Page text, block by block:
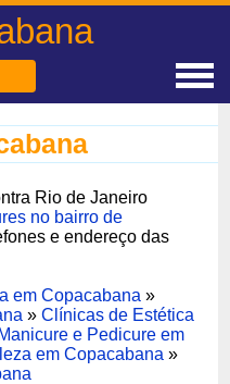
Rio de Janeiro
no bairro de
e endereço das
em Copacabana »
»Clínicas de Estética
e Pedicure em
em Copacabana »